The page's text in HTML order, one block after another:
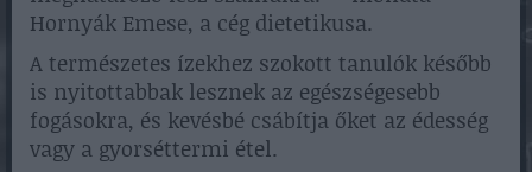
Hornyák Emese, a cég dietetikusa.
A természetes ízekhez szokott tanulók később
is nyitottabbak lesznek az egészségesebb
fogásokra, és kevésbé csábítja őket az édesség
vagy a gyorséttermi étel.